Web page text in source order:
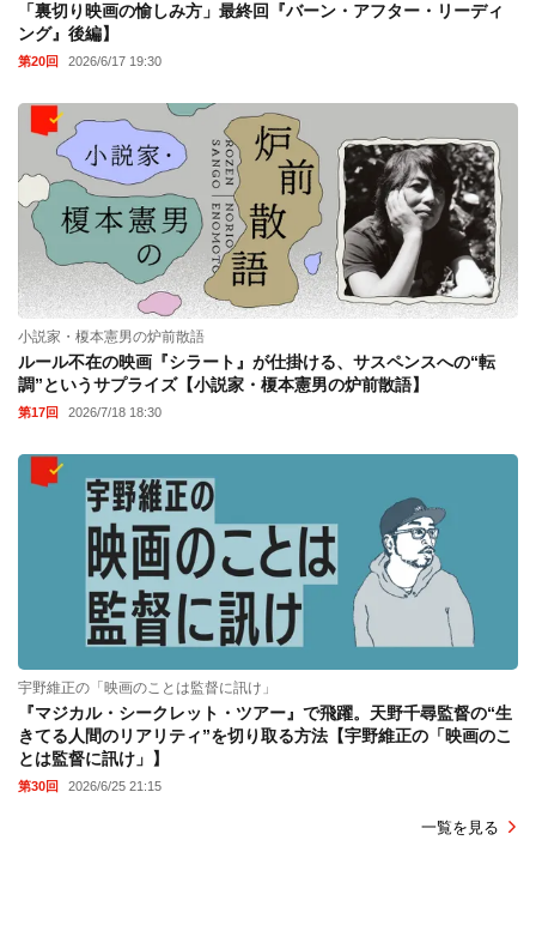
「裏切り映画の愉しみ方」最終回『バーン・アフター・リーディ
ング』後編】
第20回 2026/6/17 19:30
小説家・榎本憲男の炉前散語
ルール不在の映画『シラート』が仕掛ける、サスペンスへの“転
調”というサプライズ【小説家・榎本憲男の炉前散語】
第17回 2026/7/18 18:30
宇野維正の「映画のことは監督に訊け」
『マジカル・シークレット・ツアー』で飛躍。天野千尋監督の“生
きてる人間のリアリティ”を切り取る方法【宇野維正の「映画のこ
とは監督に訊け」】
第30回 2026/6/25 21:15
一覧を見る